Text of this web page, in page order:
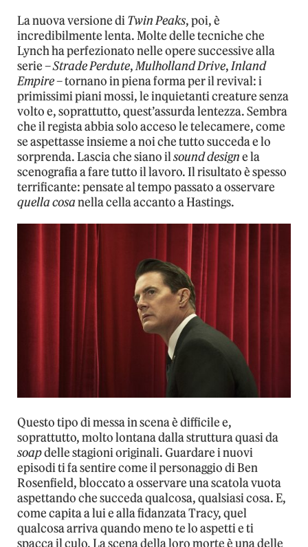
La nuova versione diTwin Peaks, poi, è
incredibilmente lenta. Molte delle tecniche che
Lynch ha perfezionato nelle opere successive alla
serie –Strade Perdute,Mulholland Drive,Inland
Empire– tornano in piena forma per il revival: i
primissimi piani mossi, le inquietanti creature senza
volto e, soprattutto, quest’assurda lentezza. Sembra
che il regista abbia solo acceso le telecamere, come
se aspettasse insieme a noi che tutto succeda e lo
sorprenda. Lascia che siano ilsound designe la
scenografia a fare tutto il lavoro. Il risultato è spesso
terrificante: pensate al tempo passato a osservare
quella cosanella cella accanto a Hastings.
Questo tipo di messa in scena è difficile e,
soprattutto, molto lontana dalla struttura quasi da
soapdelle stagioni originali. Guardare i nuovi
episodi ti fa sentire come il personaggio di Ben
Rosenfield, bloccato a osservare una scatola vuota
aspettando che succeda qualcosa, qualsiasi cosa. E,
come capita a lui e alla fidanzata Tracy, quel
qualcosa arriva quando meno te lo aspetti e ti
spacca il culo. La scena della loro morte è una delle